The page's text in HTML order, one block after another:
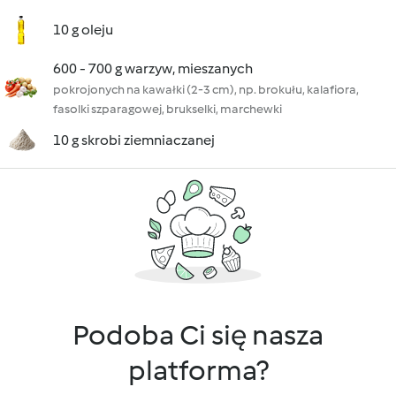
10 g oleju
600 - 700 g warzyw, mieszanych
pokrojonych na kawałki (2-3 cm), np. brokułu, kalafiora,
fasolki szparagowej, brukselki, marchewki
10 g skrobi ziemniaczanej
Podoba Ci się nasza
platforma?